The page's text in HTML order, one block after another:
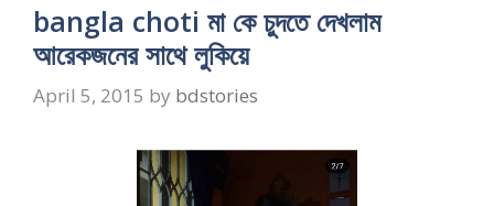
bangla choti মা কে চুদতে দেখলাম
আরেকজনের সাথে লুকিয়ে
April 5, 2015 by bdstories